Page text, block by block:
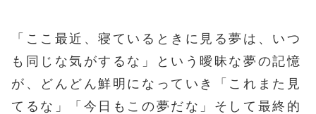
「ここ最近、寝ているときに見る夢は、いつ
も同じな気がするな」という曖昧な夢の記憶
が、どんどん鮮明になっていき「これまた見
てるな」「今日もこの夢だな」そして最終的